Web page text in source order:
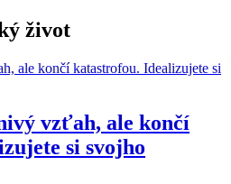
život
vzťah, ale končí
si svojho